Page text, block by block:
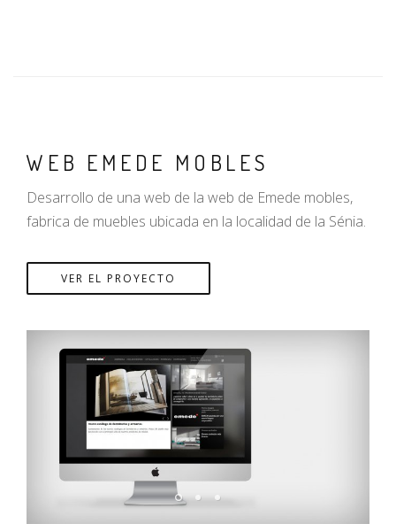
WEB EMEDE MOBLES
Desarrollo de una web de la web de Emede mobles,
fabrica de muebles ubicada en la localidad de la Sénia.
VER EL PROYECTO